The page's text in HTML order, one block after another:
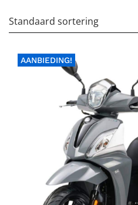
AANBIEDING!